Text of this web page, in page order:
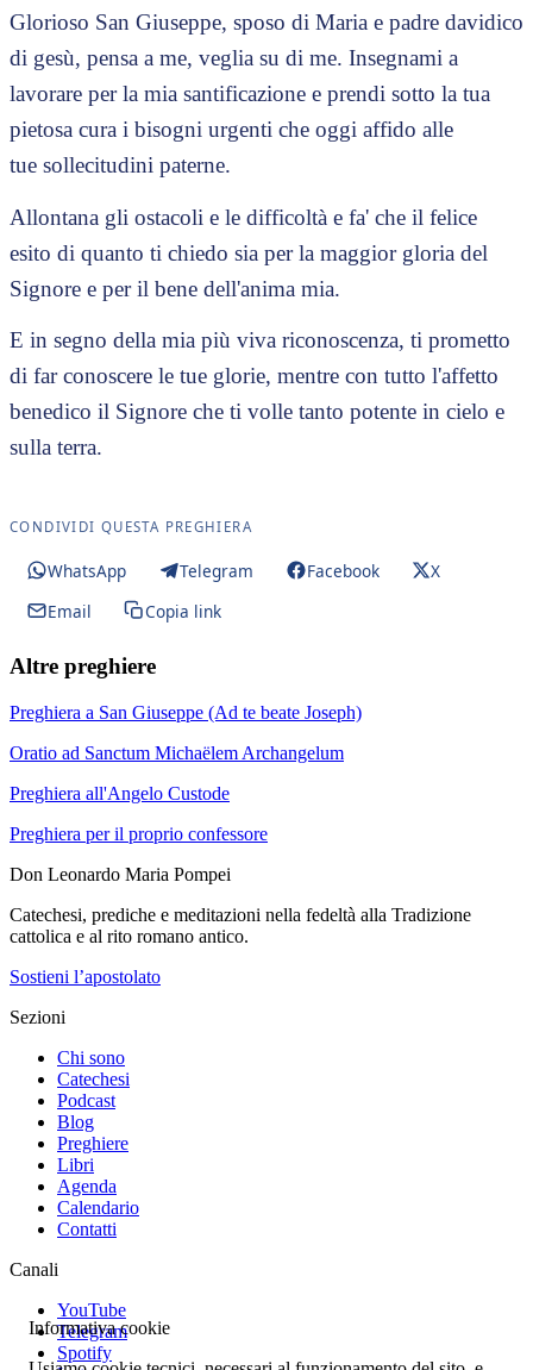
Glorioso San Giuseppe, sposo di Maria e padre davidico
di gesù, pensa a me, veglia su di me. Insegnami a
lavorare per la mia santificazione e prendi sotto la tua
pietosa cura i bisogni urgenti che oggi affido alle
tue sollecitudini paterne.
Allontana gli ostacoli e le difficoltà e fa' che il felice
esito di quanto ti chiedo sia per la maggior gloria del
Signore e per il bene dell'anima mia.
E in segno della mia più viva riconoscenza, ti prometto
di far conoscere le tue glorie, mentre con tutto l'affetto
benedico il Signore che ti volle tanto potente in cielo e
sulla terra.
CONDIVIDI QUESTA PREGHIERA
WhatsApp Telegram Facebook
X
Email
Copia link
Altre preghiere
Preghiera a San Giuseppe (Ad te beate Joseph)
Oratio ad Sanctum Michaëlem Archangelum
Preghiera all'Angelo Custode
Preghiera per il proprio confessore
Don Leonardo Maria Pompei
Catechesi, prediche e meditazioni nella fedeltà alla Tradizione
cattolica e al rito romano antico.
Sostieni l’apostolato
Sezioni
Chi sono
Catechesi
Podcast
Blog
Preghiere
Libri
Agenda
Calendario
Contatti
Canali
YouTube
Telegram
Spotify
Informativa cookie